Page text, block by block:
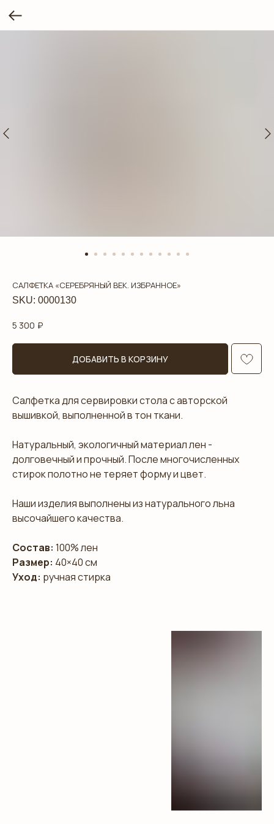
САЛФЕТКА «СЕРЕБРЯНЫЙ ВЕК. ИЗБРАННОЕ»
SKU: 0000130
5 300 ₽
ДОБАВИТЬ В КОРЗИНУ
Салфетка для сервировки стола с авторской
вышивкой, выполненной в тон ткани.
Натуральный, экологичный материал лен -
долговечный и прочный. После многочисленных
стирок полотно не теряет форму и цвет.
Наши изделия выполнены из натурального льна
высочайшего качества.
Состав: 100% лен
Размер: 40×40 см
Уход: ручная стирка